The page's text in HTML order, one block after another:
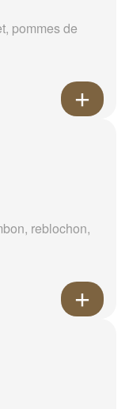
pommes de
reblochon,